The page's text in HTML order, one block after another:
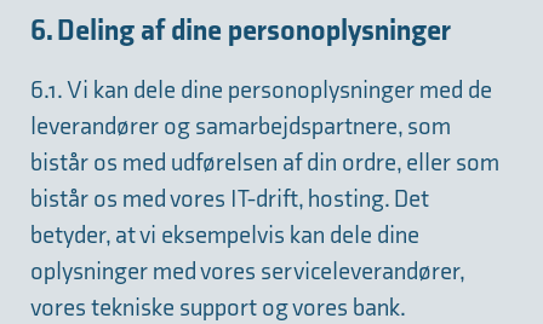
6. Deling af dine personoplysninger
6.1. Vi kan dele dine personoplysninger med de
leverandører og samarbejdspartnere, som
bistår os med udførelsen af din ordre, eller som
bistår os med vores IT-drift, hosting. Det
betyder, at vi eksempelvis kan dele dine
oplysninger med vores serviceleverandører,
vores tekniske support og vores bank.